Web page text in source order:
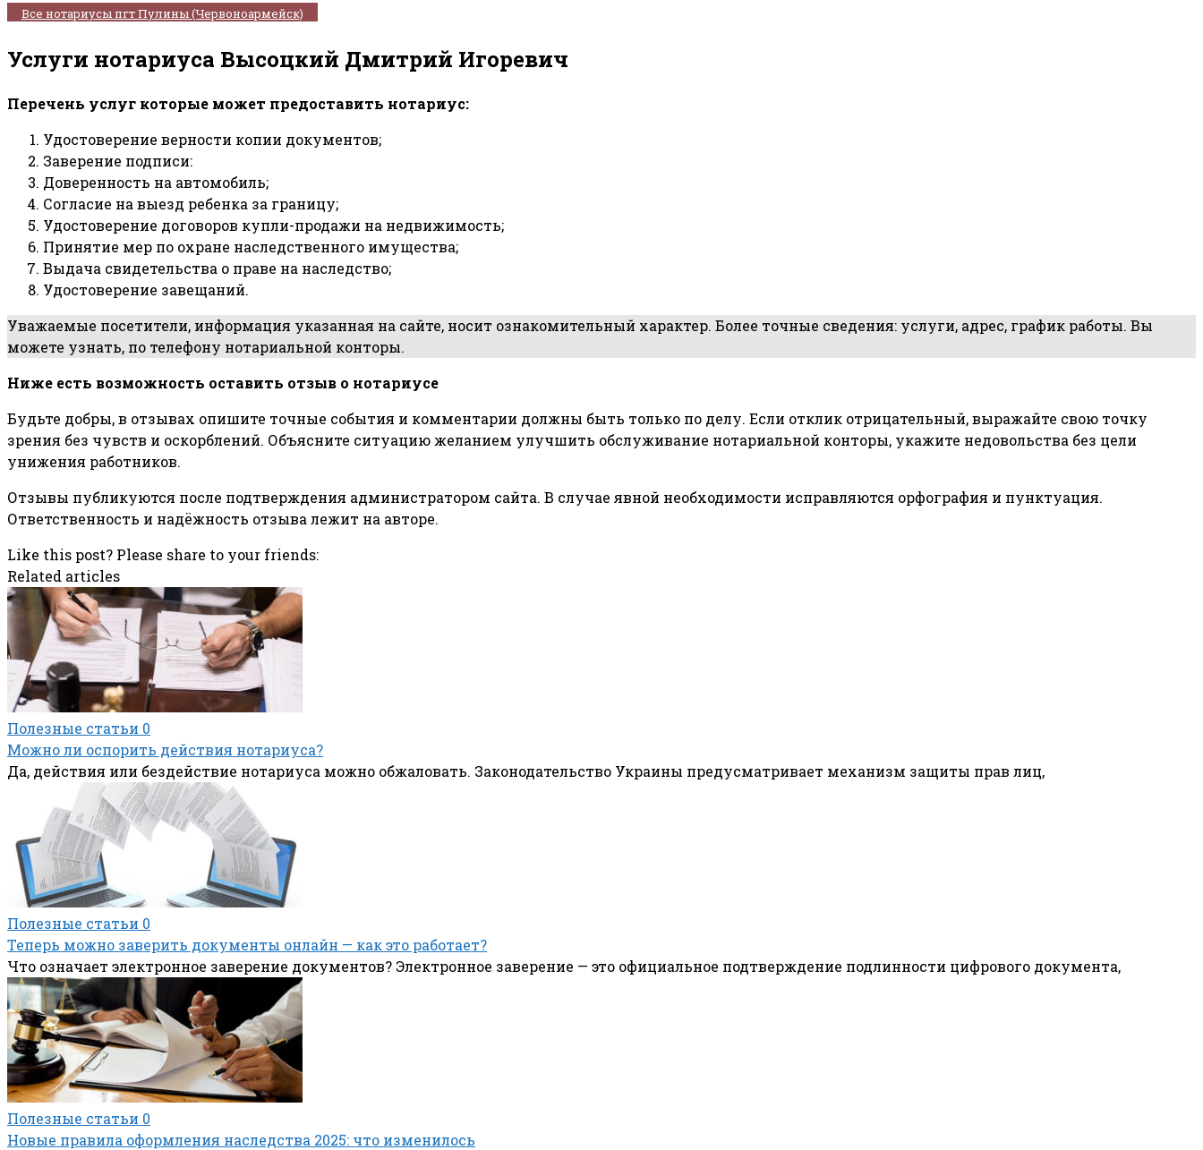
Все нотариусы пгт Пулины (Червоноармейск)
Услуги нотариуса Высоцкий Дмитрий Игоревич
Перечень услуг которые может предоставить нотариус:
Удостоверение верности копии документов;
Заверение подписи:
Доверенность на автомобиль;
Согласие на выезд ребенка за границу;
Удостоверение договоров купли-продажи на недвижимость;
Принятие мер по охране наследственного имущества;
Выдача свидетельства о праве на наследство;
Удостоверение завещаний.
Уважаемые посетители, информация указанная на сайте, носит ознакомительный характер. Более точные сведения: услуги, адрес, график работы. Вы
можете узнать, по телефону нотариальной конторы.
Ниже есть возможность оставить отзыв о нотариусе
Будьте добры, в отзывах опишите точные события и комментарии должны быть только по делу. Если отклик отрицательный, выражайте свою точку
зрения без чувств и оскорблений. Объясните ситуацию желанием улучшить обслуживание нотариальной конторы, укажите недовольства без цели
унижения работников.
Отзывы публикуются после подтверждения администратором сайта. В случае явной необходимости исправляются орфография и пунктуация.
Ответственность и надёжность отзыва лежит на авторе.
Like this post? Please share to your friends:
Related articles
Полезные статьи 0
Можно ли оспорить действия нотариуса?
Да, действия или бездействие нотариуса можно обжаловать. Законодательство Украины предусматривает механизм защиты прав лиц,
Полезные статьи 0
Теперь можно заверить документы онлайн — как это работает?
Что означает электронное заверение документов? Электронное заверение — это официальное подтверждение подлинности цифрового документа,
Полезные статьи 0
Новые правила оформления наследства 2025: что изменилось